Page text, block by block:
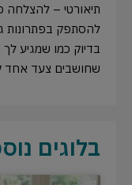
תיאורטי – להצלחה
להסתפק בפתרונות
בדיוק כמו שמגיע
שחושבים צעד אחד
בלוגים